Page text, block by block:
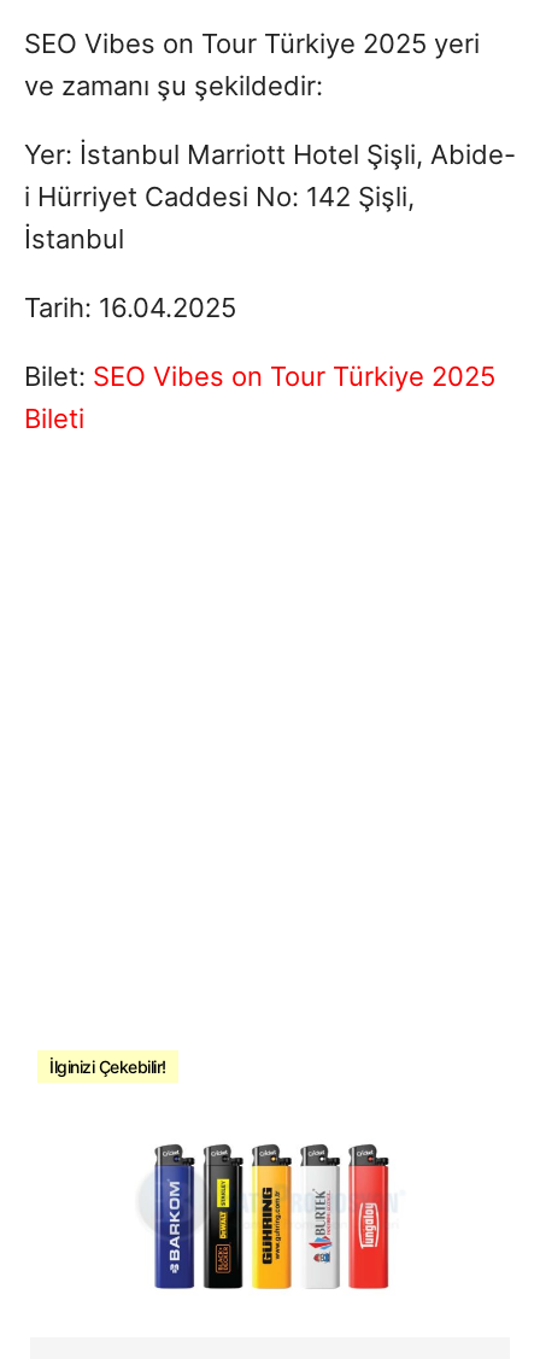
SEO Vibes on Tour Türkiye 2025 yeri
ve zamanı şu şekildedir:
Yer: İstanbul Marriott Hotel Şişli, Abide-
i Hürriyet Caddesi No: 142 Şişli,
İstanbul
Tarih: 16.04.2025
Bilet: SEO Vibes on Tour Türkiye 2025
Bileti
İlginizi Çekebilir!